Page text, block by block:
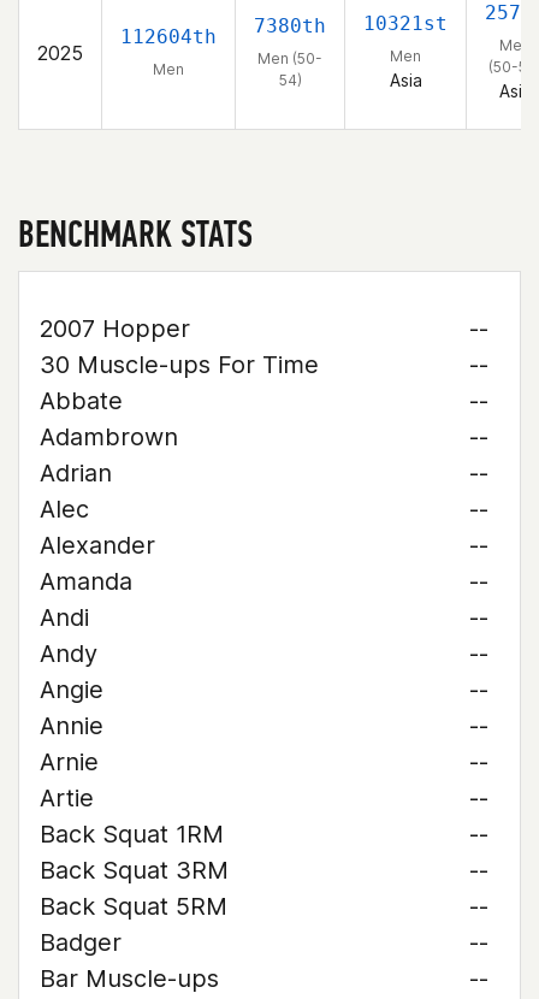
2025
112604th
Men
7380th
Men (50-
54)
10321st
Men
Asia
Men
(50-
Asia
BENCHMARK STATS
2007 Hopper
--
30 Muscle-ups For Time
--
Abbate
--
Adambrown
--
Adrian
--
Alec
--
Alexander
--
Amanda
--
Andi
--
Andy
--
Angie
--
Annie
--
Arnie
--
Artie
--
Back Squat 1RM
--
Back Squat 3RM
--
Back Squat 5RM
--
Badger
--
Bar Muscle-ups
--